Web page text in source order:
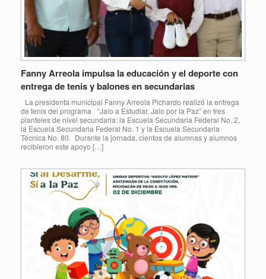
Fanny Arreola impulsa la educación y el deporte con
entrega de tenis y balones en secundarias
La presidenta municipal Fanny Arreola Pichardo realizó la entrega
de tenis del programa “Jalo a Estudiar, Jalo por la Paz” en tres
planteles de nivel secundaria: la Escuela Secundaria Federal No. 2,
la Escuela Secundaria Federal No. 1 y la Escuela Secundaria
Técnica No. 80. Durante la jornada, cientos de alumnas y alumnos
recibieron este apoyo […]